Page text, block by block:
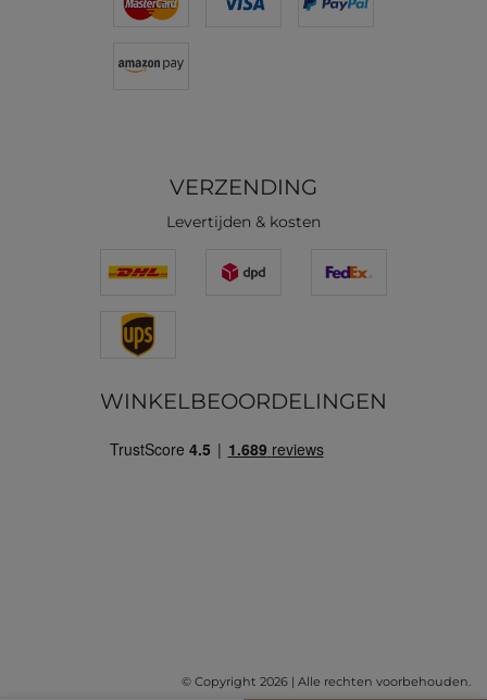
VERZENDING
Levertijden & kosten
WINKELBEOORDELINGEN
© Copyright 2026 | Alle rechten voorbehouden.